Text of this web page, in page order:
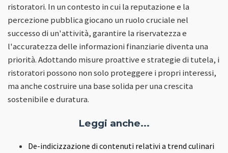
ristoratori. In un contesto in cui la reputazione e la
percezione pubblica giocano un ruolo cruciale nel
successo di un'attività, garantire la riservatezza e
l'accuratezza delle informazioni finanziarie diventa una
priorità. Adottando misure proattive e strategie di tutela, i
ristoratori possono non solo proteggere i propri interessi,
ma anche costruire una base solida per una crescita
sostenibile e duratura.
Leggi anche...
De-indicizzazione di contenuti relativi a trend culinari